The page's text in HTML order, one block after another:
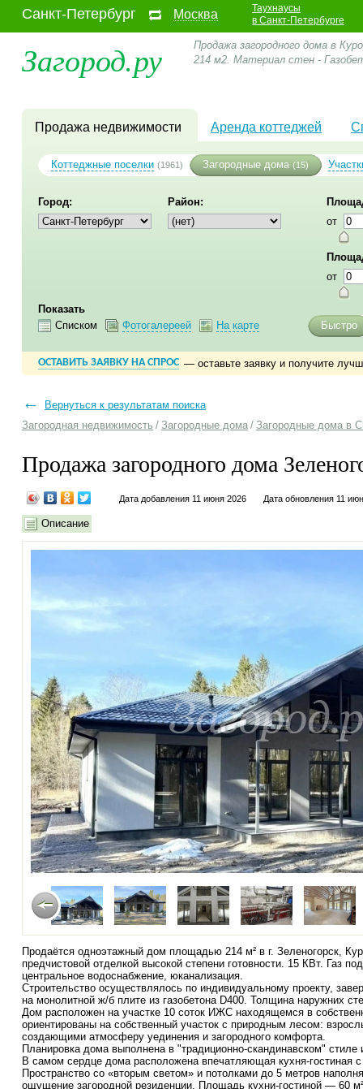
Санкт-Петербург Москва
Таухнаусы
в Санкт-Петербурге
Загород.ру
Продажа загородного дома в
214 м2. Материал стен -
Продажа недвижимости Аренда коттеджей
Коттеджные поселки (1961) Загородные дома (15)
Город: Район:
от
от
Показать
Списком
Фотогалереей На карте Быстро
ОСТАВИТЬ ЗАЯВКУ НА СПРОС — оставьте заявку и получите
←
Вернуться к результатам поиска
Загородная недвижимость / Загородные дома / Загородные дома в
Продажа загородного дома
Дата добавления 11 июня 2026 Дата обновления 11
Описание
Продаётся одноэтажный дом площадью 214 м² в г. Зеленогорск,
предчистовой отделкой высокой степени готовности. 15 КВт. Газ
центральное водоснабжение, юканализация.
Строительство осуществлялось по индивидуальному проекту,
на монолитной ж/б плите из газобетона D400. Толщина наружних
Дом расположен на участке 10 соток ИЖС находящемся в
ориентированы на собственный участок с природным лесом:
создающими атмосферу уединения и загородного комфорта.
Планировка дома выполнена в "традиционно-скандинавском" стиле
В самом сердце дома расположена впечатляющая кухня-гостиная
Пространство со «вторым светом» и потолками до 5 метров
ощущение загородной резиденции. Площадь кухни-гостиной — 60